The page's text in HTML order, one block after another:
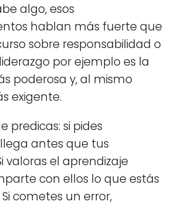
algo, esos
hablan más fuerte que
sobre responsabilidad o
por ejemplo es la
poderosa y, al mismo
exigente.
predicas: si pides
antes que tus
valoras el aprendizaje
con ellos lo que estás
cometes un error,